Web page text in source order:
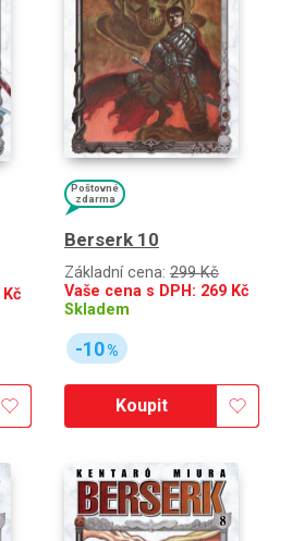
Kč
Poštovné
zdarma
Berserk 10
Základní cena: 299 Kč
Vaše cena s DPH: 269 Kč
Skladem
-10%
Koupit